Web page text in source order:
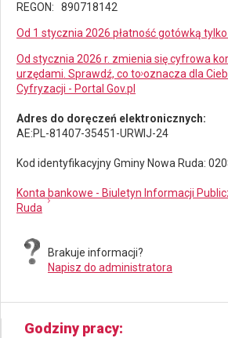
REGON: 890718142
Od 1 stycznia 2026 płatność gotówką
Od stycznia 2026 r. zmienia się cyfrowa
urzędami. Sprawdź, co to oznacza dla
Cyfryzacji - Portal Gov.pl
Adres do doręczeń elektronicznych:
AE:PL-81407-35451-URWIJ-24
Kod identyfikacyjny Gminy Nowa Ruda:
Konta bankowe - Biuletyn Informacji
Ruda
Brakuje informacji?
Napisz do administratora
Godziny pracy